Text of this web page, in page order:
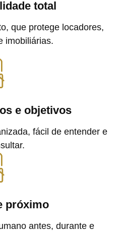
total
que protege locadores,
imobiliárias.
e objetivos
fácil de entender e
próximo
antes, durante e